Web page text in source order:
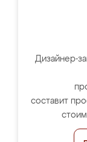
Дизайнер-
составит